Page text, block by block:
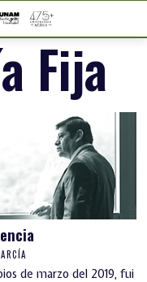
Fija
de marzo del 2019, fui